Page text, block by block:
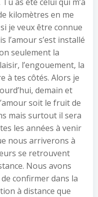
kilomètres en me
je veux être connue
l’amour s’est installé
seulement la
l’engouement, la
à tes côtés. Alors je
demain et
soit le fruit de
mais surtout il sera
les années à venir
nous arriverons à
se retrouvent
Nous avons
confirmer dans la
à distance que